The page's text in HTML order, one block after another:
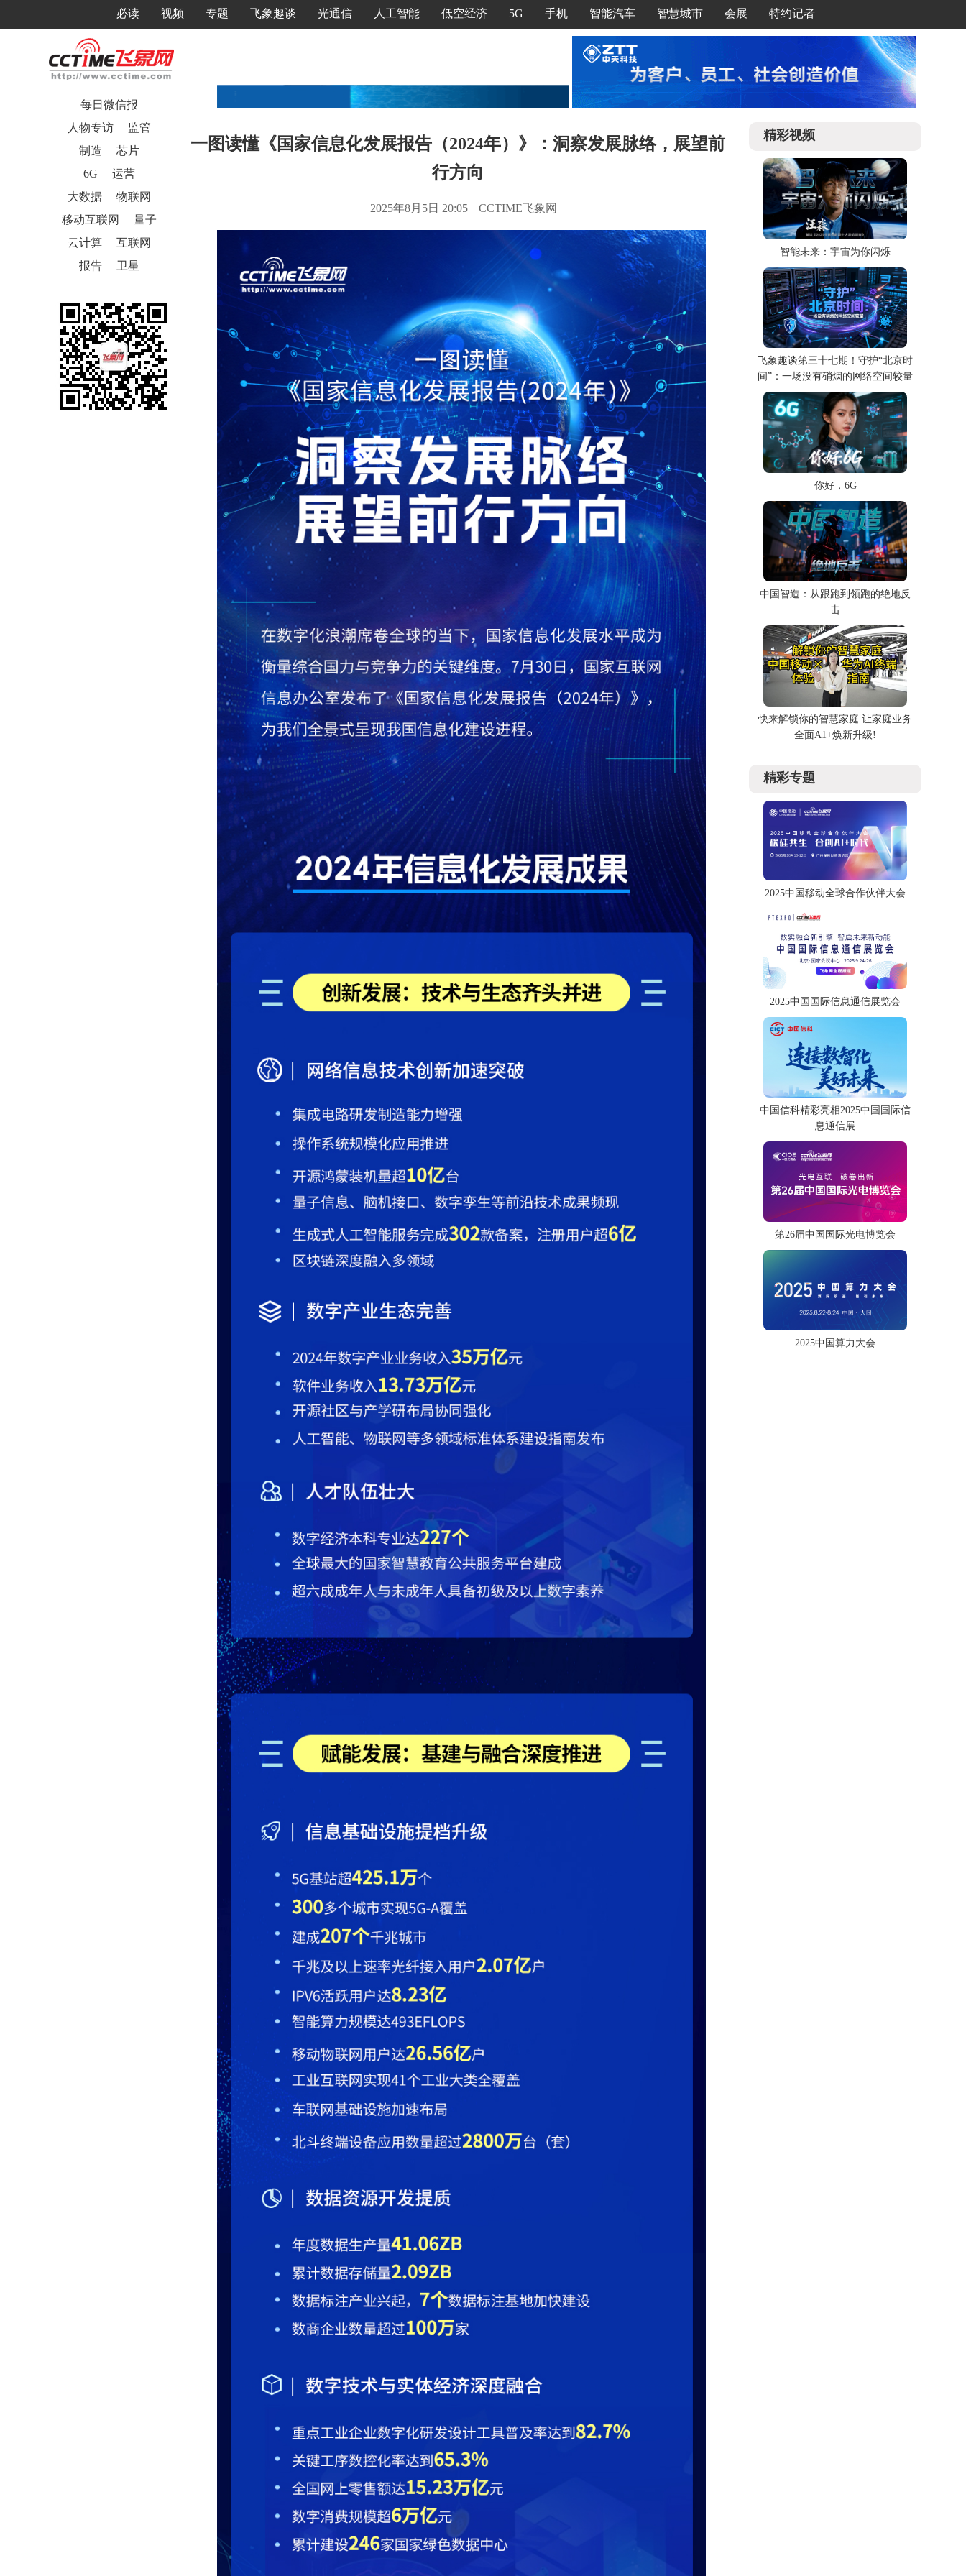
必读 视频 专题 飞象趣谈 光通信 人工智能 低空经济 5G 手机 智能汽车 智慧城市 会展 特约记者
每日微信报
人物专访
监管
制造
芯片
6G
运营
大数据
物联网
移动互联网
量子
云计算
互联网
报告
卫星
一图读懂《国家信息化发展报告（2024年）》：洞察发展脉络，展望前
行方向
2025年8月5日 20:05 CCTIME飞象网
精彩视频
智能未来：宇宙为你闪烁
飞象趣谈第三十七期！守护“北京时
间”：一场没有硝烟的网络空间较量
你好，6G
中国智造：从跟跑到领跑的绝地反
击
快来解锁你的智慧家庭 让家庭业务
全面A1+焕新升级!
精彩专题
2025中国移动全球合作伙伴大会
2025中国国际信息通信展览会
中国信科精彩亮相2025中国国际信
息通信展
第26届中国国际光电博览会
2025中国算力大会